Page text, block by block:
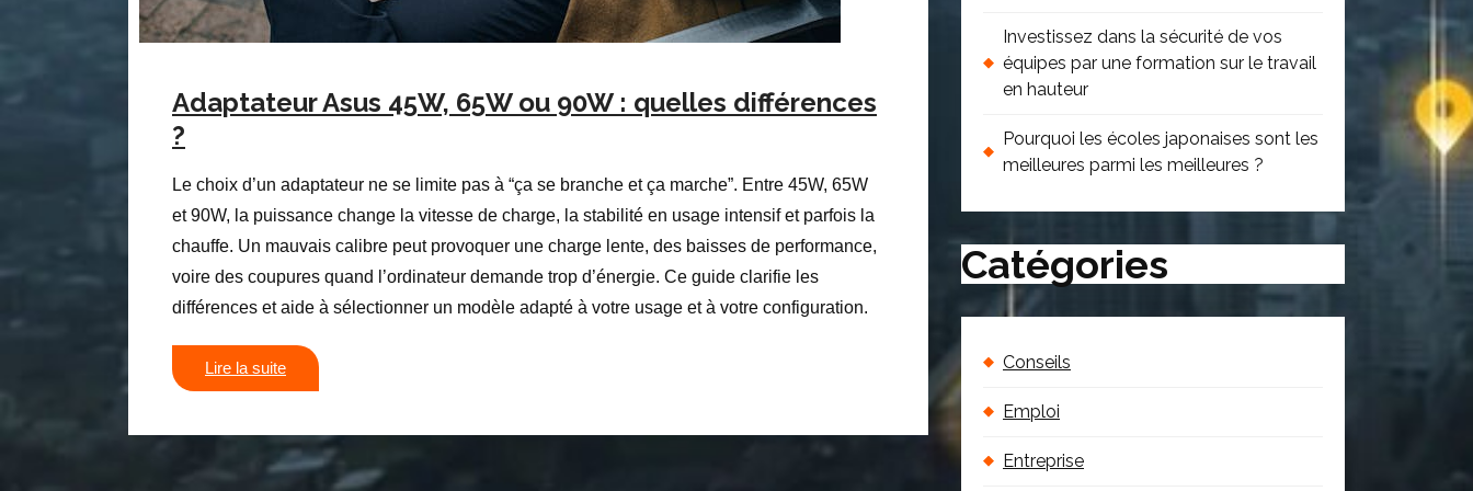
Adaptateur Asus 45W, 65W ou 90W : quelles différences
?
Le choix d’un adaptateur ne se limite pas à “ça se branche et ça marche”. Entre 45W, 65W
et 90W, la puissance change la vitesse de charge, la stabilité en usage intensif et parfois la
chauffe. Un mauvais calibre peut provoquer une charge lente, des baisses de performance,
voire des coupures quand l’ordinateur demande trop d’énergie. Ce guide clarifie les
différences et aide à sélectionner un modèle adapté à votre usage et à votre configuration.
Lire la suite
Investissez dans la sécurité de vos
équipes par une formation sur le travail
en hauteur
Pourquoi les écoles japonaises sont les
meilleures parmi les meilleures ?
Catégories
Conseils
Emploi
Entreprise